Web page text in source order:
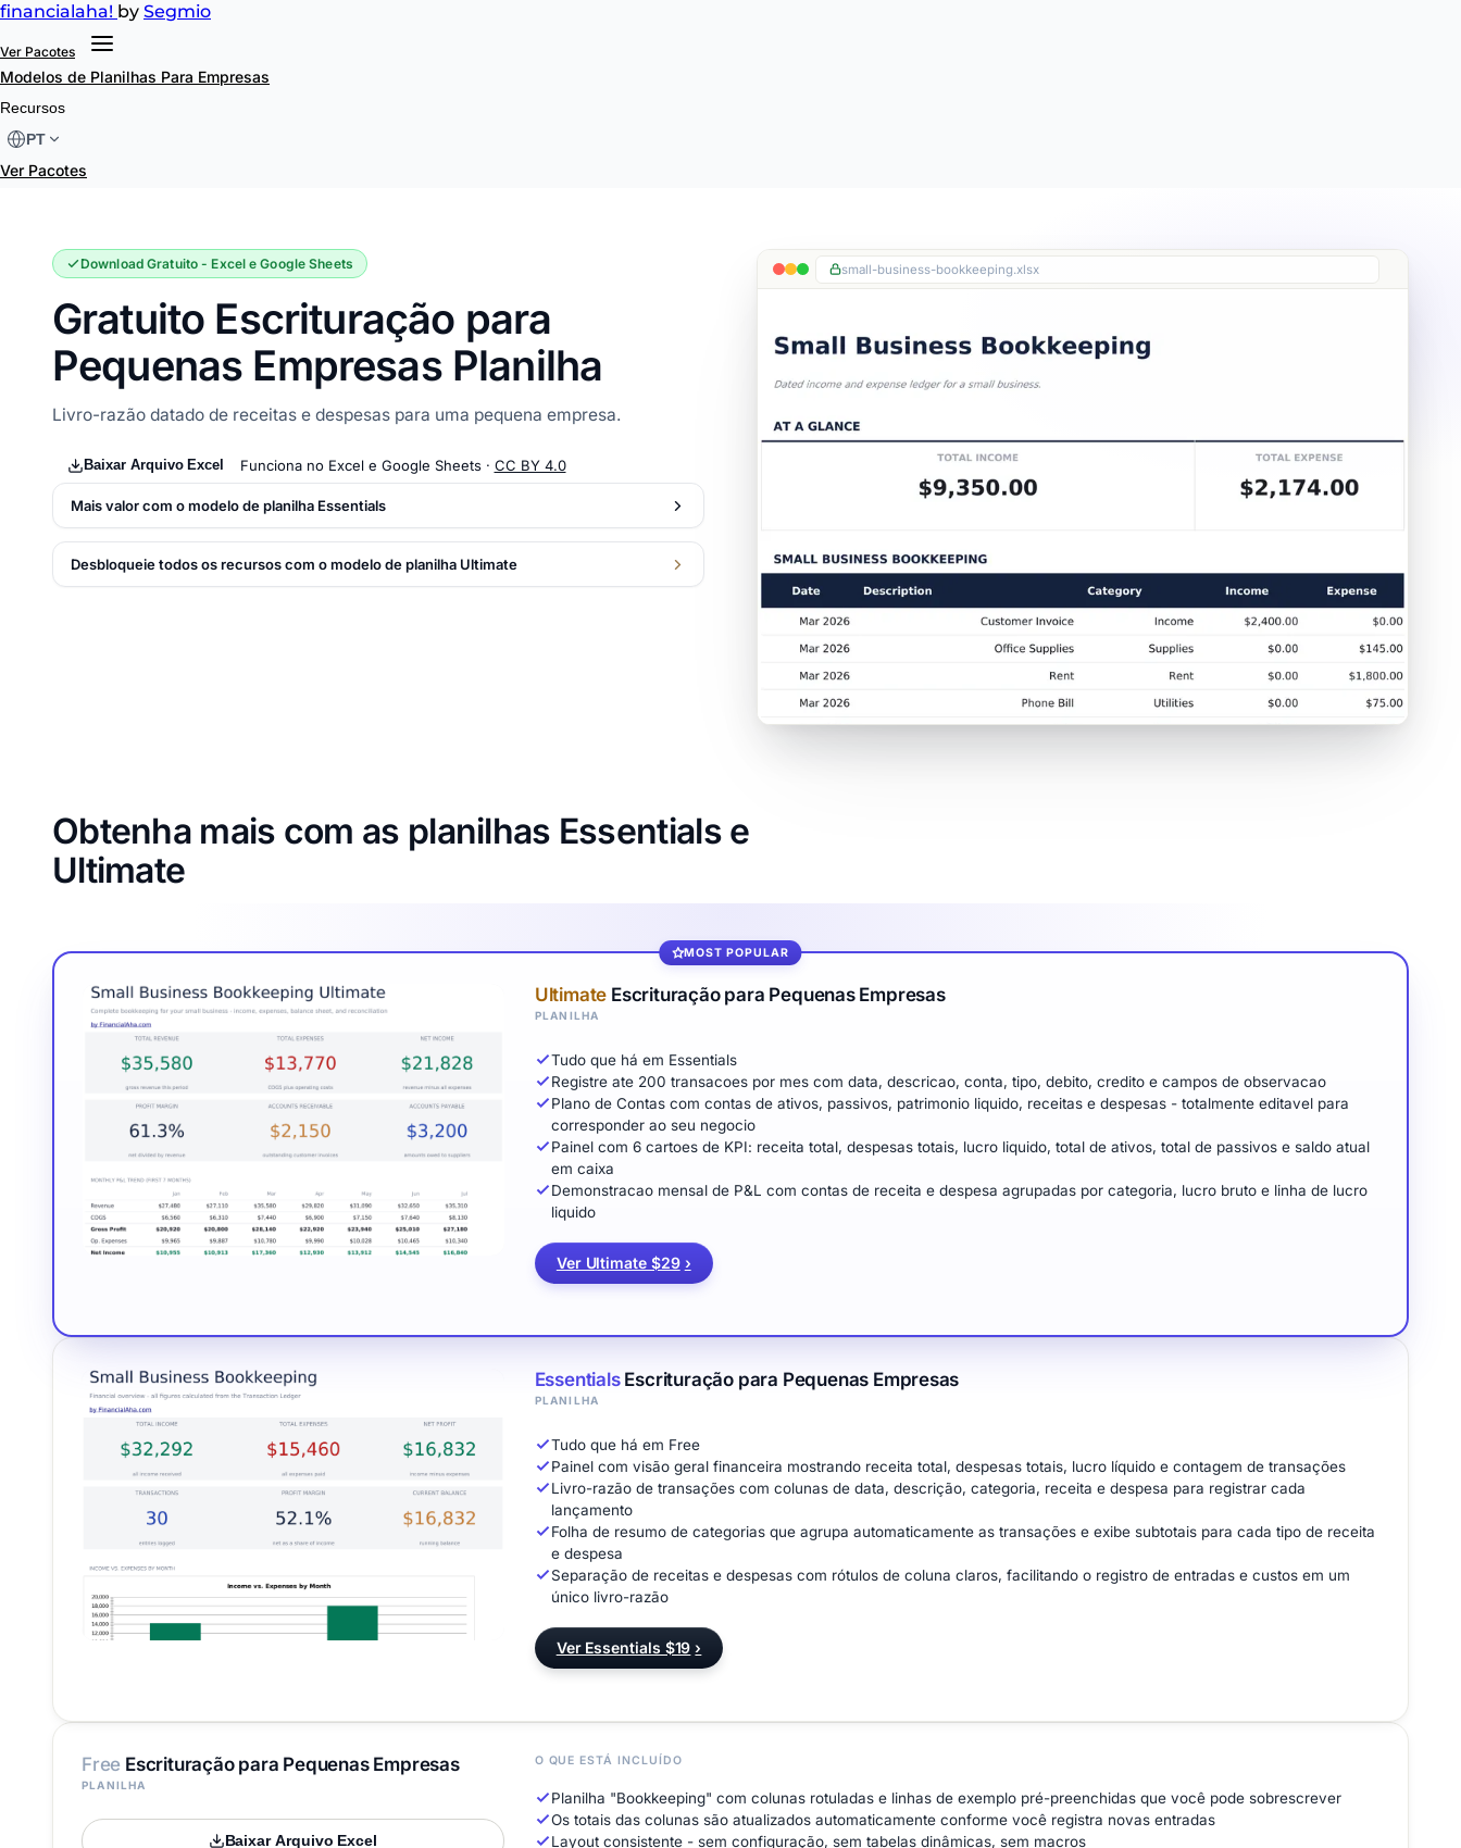
financialaha! by Segmio
Ver Pacotes
Modelos de Planilhas Para Empresas
Recursos
PT
Ver Pacotes
Download Gratuito - Excel e Google Sheets
Gratuito Escrituração para
Pequenas Empresas Planilha
Livro-razão datado de receitas e despesas para uma pequena empresa.
Baixar Arquivo Excel Funciona no Excel e Google Sheets · CC BY 4.0
Mais valor com o modelo de planilha Essentials
Desbloqueie todos os recursos com o modelo de planilha Ultimate
small-business-bookkeeping.xlsx
Obtenha mais com as planilhas Essentials e
Ultimate
Free Escrituração para Pequenas Empresas
PLANILHA
Baixar Arquivo Excel
O QUE ESTÁ INCLUÍDO
Planilha "Bookkeeping" com colunas rotuladas e linhas de exemplo pré-preenchidas que você pode sobrescrever
Os totais das colunas são atualizados automaticamente conforme você registra novas entradas
Layout consistente - sem configuração, sem tabelas dinâmicas, sem macros
EssentialsEscrituração para Pequenas Empresas
PLANILHA
Tudo que há em Free
Painel com visão geral financeira mostrando receita total, despesas totais, lucro líquido e contagem de transações
Livro-razão de transações com colunas de data, descrição, categoria, receita e despesa para registrar cada
lançamento
Folha de resumo de categorias que agrupa automaticamente as transações e exibe subtotais para cada tipo de receita
e despesa
Separação de receitas e despesas com rótulos de coluna claros, facilitando o registro de entradas e custos em um
único livro-razão
Ver Essentials $19 ›
MOST POPULAR
Ultimate Escrituração para Pequenas Empresas
PLANILHA
Tudo que há em Essentials
Registre ate 200 transacoes por mes com data, descricao, conta, tipo, debito, credito e campos de observacao
Plano de Contas com contas de ativos, passivos, patrimonio liquido, receitas e despesas - totalmente editavel para
corresponder ao seu negocio
Painel com 6 cartoes de KPI: receita total, despesas totais, lucro liquido, total de ativos, total de passivos e saldo atual
em caixa
Demonstracao mensal de P&L com contas de receita e despesa agrupadas por categoria, lucro bruto e linha de lucro
liquido
Ver Ultimate $29 ›